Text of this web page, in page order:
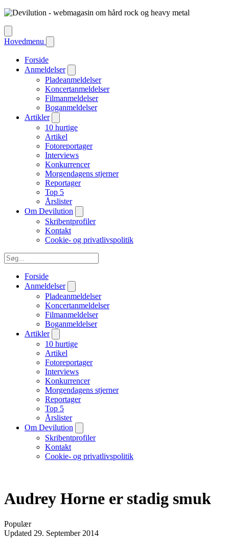
Hovedmenu
Forside
Anmeldelser
Pladeanmeldelser
Koncertanmeldelser
Filmanmeldelser
Boganmeldelser
Artikler
10 hurtige
Artikel
Fotoreportager
Interviews
Konkurrencer
Morgendagens stjerner
Reportager
Top 5
Årslister
Om Devilution
Skribentprofiler
Kontakt
Cookie- og privatlivspolitik
Forside
Anmeldelser
Pladeanmeldelser
Koncertanmeldelser
Filmanmeldelser
Boganmeldelser
Artikler
10 hurtige
Artikel
Fotoreportager
Interviews
Konkurrencer
Morgendagens stjerner
Reportager
Top 5
Årslister
Om Devilution
Skribentprofiler
Kontakt
Cookie- og privatlivspolitik
Audrey Horne er stadig smuk
Populær
Updated 29. September 2014